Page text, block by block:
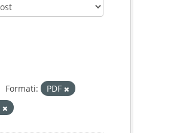
Formati:
PDF